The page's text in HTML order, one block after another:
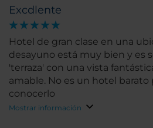
Excdlente
Hotel de gran clase en una
desayuno está muy bien y es
'terraza' con una vista
amable. No es un hotel barato
conocerlo
Mostrar información